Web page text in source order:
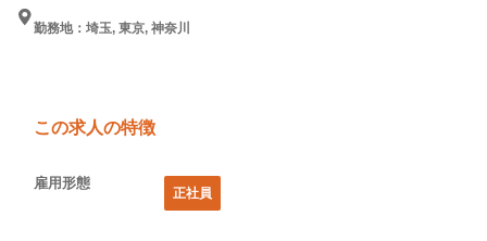
勤務地：埼玉, 東京, 神奈川
この求人の特徴
雇用形態
正社員